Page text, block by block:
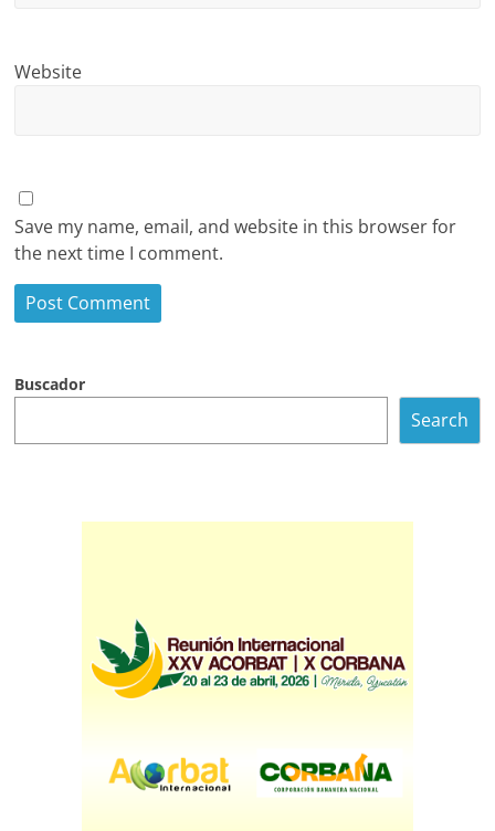
Website
Save my name, email, and website in this browser for
the next time I comment.
Buscador
Search